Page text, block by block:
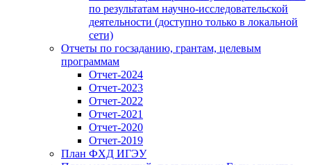
по результатам научно-исследовательской
деятельности (доступно только в локальной
сети)
Отчеты по госзаданию, грантам, целевым
программам
Отчет-2024
Отчет-2023
Отчет-2022
Отчет-2021
Отчет-2020
Отчет-2019
План ФХД ИГЭУ